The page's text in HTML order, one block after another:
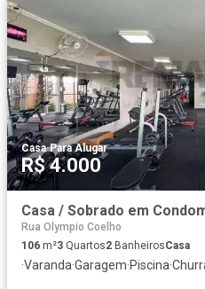
Casa·Para Alugar
R$ 4.000
Rua Olympio Coelho
106 m²3 Quartos2 BanheirosCasa
·Varanda·Garagem·Piscina·